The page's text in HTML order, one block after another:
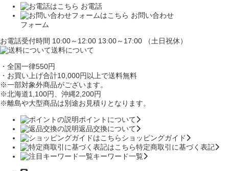
お電話
お問い合わせ
フォーム
お電話受付時間 10:00～12:00 13:00～17:00 （土日祝休）
送料について
・全国一律550円
・お買い上げ合計10,000円 以上で送料無料
※一部対象外商品がございます。
※北海道1,100円、沖縄2,200円
※離島や大型商品は別途お見積りとなります。
ポイントについて
返品交換について
ショッピングガイド
特定商取引に基づく表記
キーワード一覧